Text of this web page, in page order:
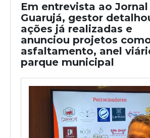
Em entrevista ao Jornal
Guarujá, gestor
ações já realizadas e
anunciou projetos
asfaltamento, anel
parque municipal